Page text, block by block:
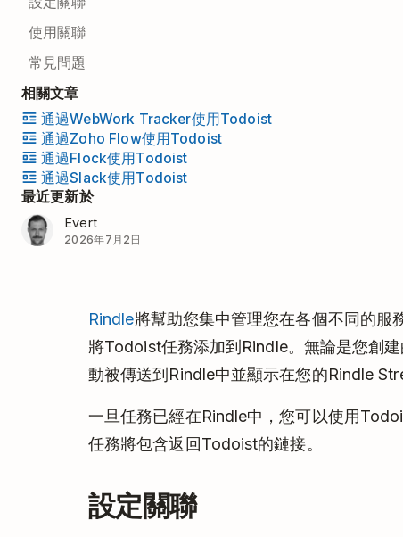
使用關聯
常見問題
相關文章
通過WebWork Tracker使用Todoist
通過Zoho Flow使用Todoist
通過Flock使用Todoist
通過Slack使用Todoist
最近更新於
Evert
2026年7月2日
Rindle將幫助您集中管理您在各個不同的服
將Todoist任務添加到Rindle。無論是您創
動被傳送到Rindle中並顯示在您的Rindle
一旦任務已經在Rindle中，您可以使用
任務將包含返回Todoist的鏈接。
設定關聯